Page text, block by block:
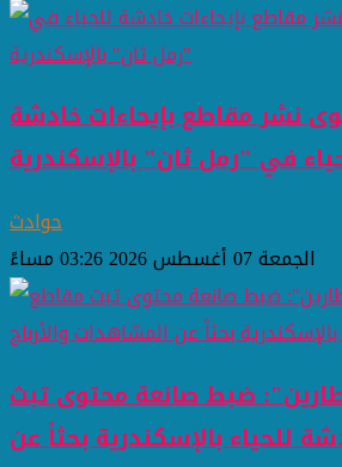
نشر مقاطع بإيحاءات خادشة
في "رمل ثان" بالإسكندرية
حوادث
الجمعة 07 أغسطس 2026 03:26 مساءً
ضبط صانعة محتوى تبث
للحياء بالإسكندرية بحثاً عن